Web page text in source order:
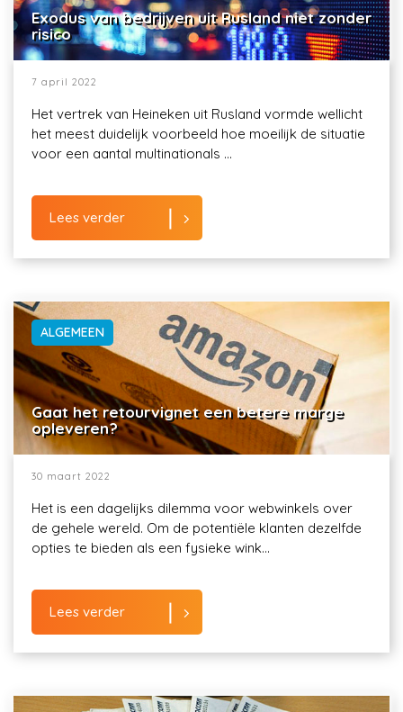
Exodus van bedrijven uit Rusland niet zonder
risico
7 april 2022
Het vertrek van Heineken uit Rusland vormde wellicht
het meest duidelijk voorbeeld hoe moeilijk de situatie
voor een aantal multinationals ...
Lees verder
ALGEMEEN
Gaat het retourvignet een betere marge
opleveren?
30 maart 2022
Het is een dagelijks dilemma voor webwinkels over
de gehele wereld. Om de potentiële klanten dezelfde
opties te bieden als een fysieke wink...
Lees verder